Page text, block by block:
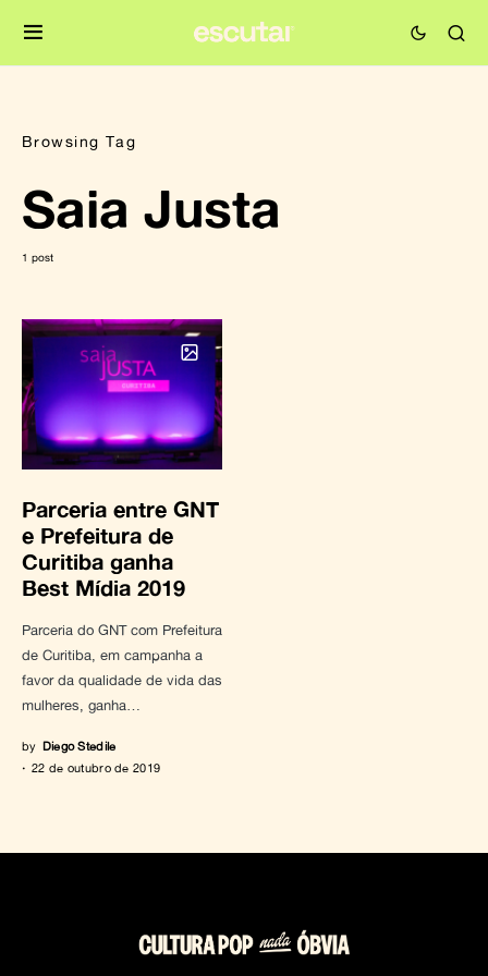
Browsing Tag
Saia Justa
1 post
Parceria entre GNT
e Prefeitura de
Curitiba ganha
Best Mídia 2019
Parceria do GNT com Prefeitura
de Curitiba, em campanha a
favor da qualidade de vida das
mulheres, ganha…
by Diego Stedile
22 de outubro de 2019